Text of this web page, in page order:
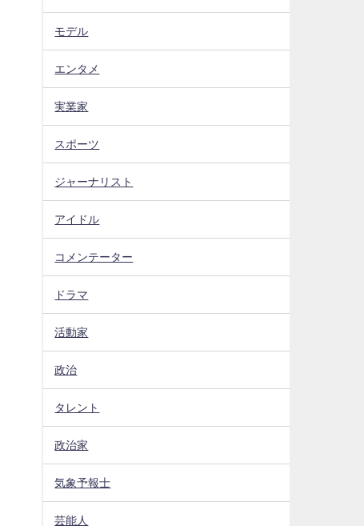
モデル
エンタメ
実業家
スポーツ
ジャーナリスト
アイドル
コメンテーター
ドラマ
活動家
政治
タレント
政治家
気象予報士
芸能人